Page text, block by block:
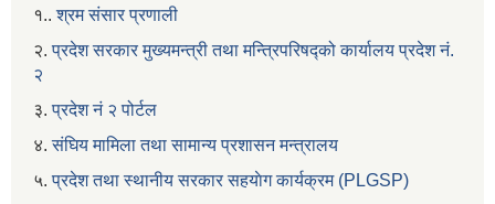
१..श्रम संसार प्रणाली
२. प्रदेश सरकार मुख्यमन्त्री तथा मन्त्रिपरिषद्को कार्यालय प्रदेश नं.
२
३.प्रदेश नं २ पोर्टल
४.संघिय मामिला तथा सामान्य प्रशासन मन्त्रालय
५.प्रदेश तथा स्थानीय सरकार सहयाेग कार्यक्रम (PLGSP)